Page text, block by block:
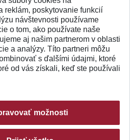
SPÄŤ NA VRCH
reklám, poskytovanie funkcií
návštevnosti používame
o tom, ako používate naše
aj našim partnerom v oblasti
a analýzy. Títo partneri môžu
s ďalšími údajmi, ktoré
od vás získali, keď ste používali
možnosti